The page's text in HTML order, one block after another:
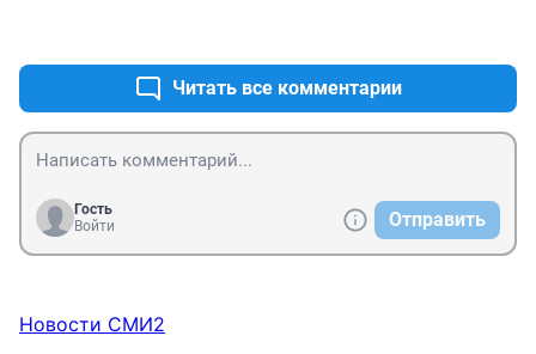
Читать все комментарии
Гость
Войти
Отправить
Новости СМИ2